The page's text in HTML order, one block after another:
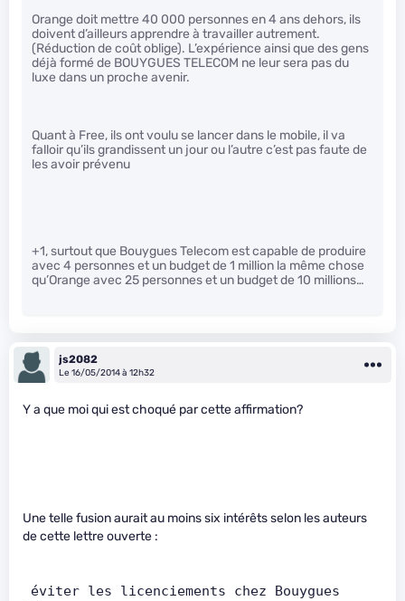
Orange doit mettre 40 000 personnes en 4 ans dehors, ils
doivent d’ailleurs apprendre à travailler autrement.
(Réduction de coût oblige). L’expérience ainsi que des gens
déjà formé de BOUYGUES TELECOM ne leur sera pas du
luxe dans un proche avenir.
Quant à Free, ils ont voulu se lancer dans le mobile, il va
falloir qu’ils grandissent un jour ou l’autre c’est pas faute de
les avoir prévenu
+1, surtout que Bouygues Telecom est capable de produire
avec 4 personnes et un budget de 1 million la même chose
qu’Orange avec 25 personnes et un budget de 10 millions…
js2082
Le 16/05/2014 à 12h32
Y a que moi qui est choqué par cette affirmation?
Une telle fusion aurait au moins six intérêts selon les auteurs
de cette lettre ouverte :